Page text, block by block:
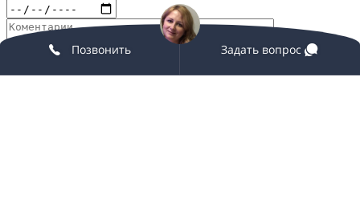
Позвонить Задать вопрос